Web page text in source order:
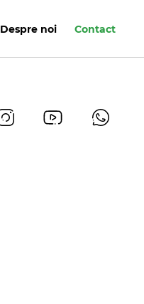
Despre noi Contact